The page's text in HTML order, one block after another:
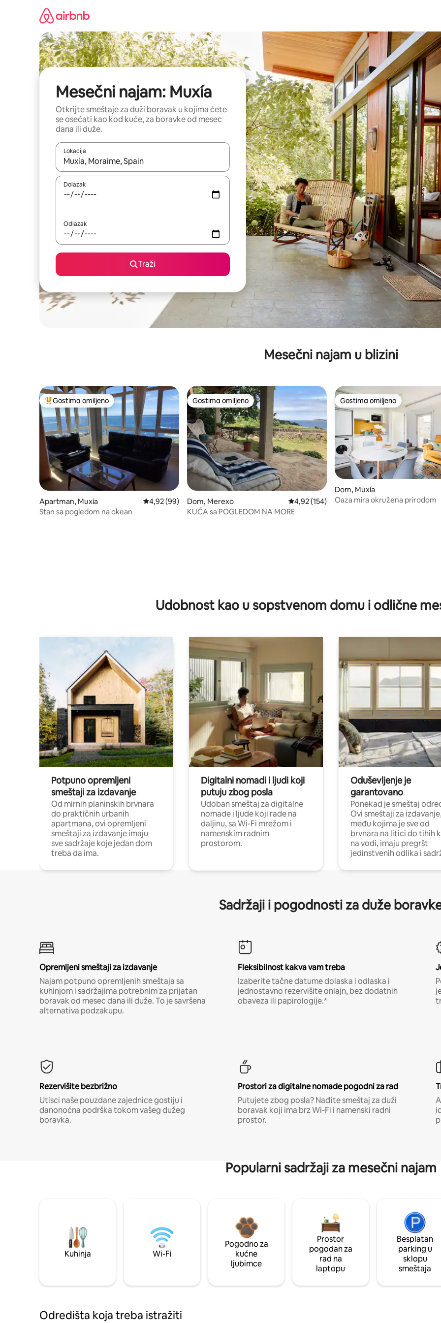
Mesečni najam: Muxía
Otkrijte smeštaje za duži boravak u kojima ćete
se osećati kao kod kuće, za boravke od mesec
dana ili duže.
Lokacija
Kad su rezultati dostupni, možete da se krećete kroz njih pomoću strelica nagore i nadole, kao i da ih istražujte dodirom
Dolazak
Odlazak
Traži
Mesečni najam u blizini
Najuspešniji među gostima omiljenim
Gostima omiljeno
Apartman, Muxía Prosečna ocena 4,92 od 5, utisaka: 99
4,92 (99)
Stan sa pogledom na okean
Gostima omiljeno
Gostima omiljeno
Dom, Merexo Prosečna ocena 4,92 od 5, utisaka: 154
4,92 (154)
KUĆA sa POGLEDOM NA MORE
Gostima omiljeno
Gostima omiljeno
Dom, Muxía
Oaza mira okružena prirodom
Udobnost kao u sopstvenom domu i odlične
Potpuno opremljeni
smeštaji za izdavanje
Od mirnih planinskih brvnara
do praktičnih urbanih
apartmana, ovi opremljeni
smeštaji za izdavanje imaju
sve sadržaje koje jedan dom
treba da ima.
Digitalni nomadi i ljudi koji
putuju zbog posla
Udoban smeštaj za digitalne
nomade i ljude koji rade na
daljinu, sa Wi-Fi mrežom i
namenskim radnim
prostorom.
Oduševljenje je
garantovano
Ponekad je smeštaj
Ovi smeštaji za
među kojima je sve od
brvnara na litici do tihih
na vodi, imaju pregršt
jedinstvenih odlika i
Sadržaji i pogodnosti za duže
Opremljeni smeštaji za izdavanje
Najam potpuno opremljenih smeštaja sa
kuhinjom i sadržajima potrebnim za prijatan
boravak od mesec dana ili duže. To je savršena
alternativa podzakupu.
Fleksibilnost kakva vam treba
Izaberite tačne datume dolaska i odlaska i
jednostavno rezervišite onlajn, bez dodatnih
obaveza ili papirologije.*
Rezervišite bezbrižno
Utisci naše pouzdane zajednice gostiju i
danonoćna podrška tokom vašeg dužeg
boravka.
Prostori za digitalne nomade pogodni za rad
Putujete zbog posla? Nađite smeštaj za duži
boravak koji ima brz Wi-Fi i namenski radni
prostor.
Popularni sadržaji za mesečni najam
Kuhinja Wi-Fi
Pogodno za
kućne
ljubimce
Prostor
pogodan za
rad na
laptopu
Besplatan
parking u
sklopu
smeštaja
Odredišta koja treba istražiti